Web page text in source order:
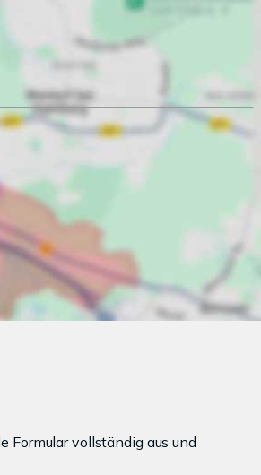
Formular vollständig aus und